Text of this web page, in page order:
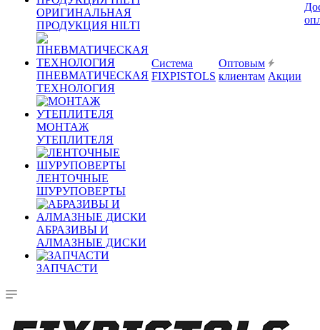
ОРИГИНАЛЬНАЯ
ПРОДУКЦИЯ HILTI
ПНЕВМАТИЧЕСКАЯ
ТЕХНОЛОГИЯ
МОНТАЖ
УТЕПЛИТЕЛЯ
ЛЕНТОЧНЫЕ
ШУРУПОВЕРТЫ
АБРАЗИВЫ И
АЛМАЗНЫЕ ДИСКИ
ЗАПЧАСТИ
Система
FIXPISTOLS
Оптовым
клиентам Акции